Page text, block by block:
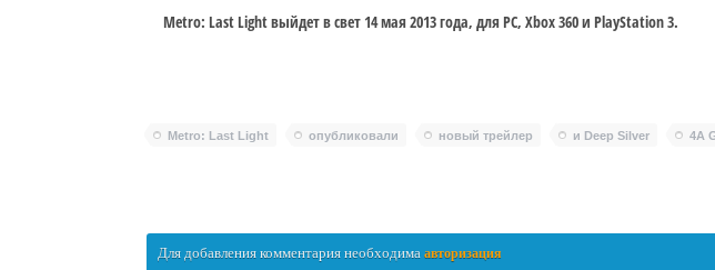
Metro: Last Light выйдет в свет 14 мая 2013 года, для PC, Xbox 360 и PlayStation 3.
Metro: Last Light опубликовали новый трейлер и Deep Silver 4A
Для добавления комментария необходима авторизация